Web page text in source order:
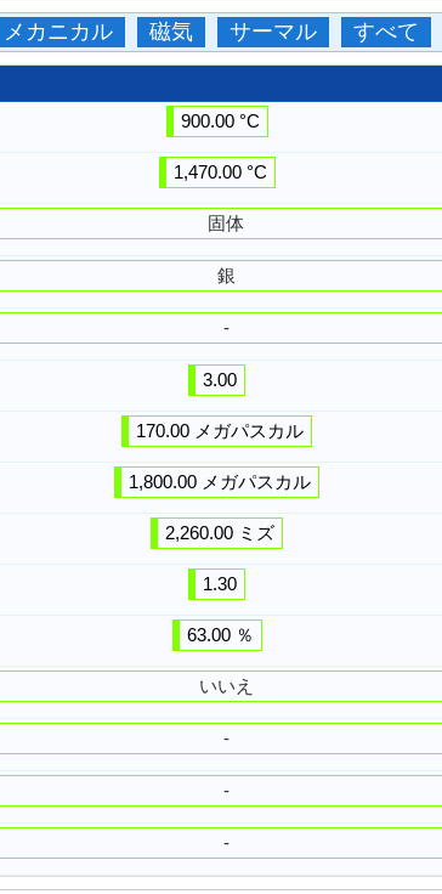
メカニカル 磁気 サーマル すべて
900.00 °C
1,470.00 °C
固体
銀
-
3.00
170.00 メガパスカル
1,800.00 メガパスカル
2,260.00 ミズ
1.30
63.00 ％
いいえ
-
-
-